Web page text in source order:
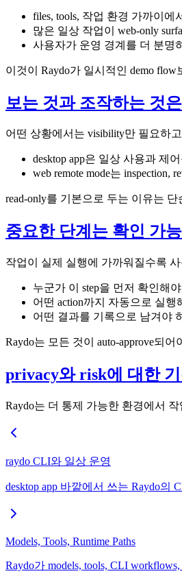
files, tools, 작업 환경 가까이에
많은 일상 작업이 web-only
사용자가 운영 경계를 더 분명
이것이 Raydo가 일시적인 demo
보는 것과 조작하는 것
어떤 상황에서는 visibility만 필요하
desktop app은 일상 사용과 제
web remote mode는 inspection,
read-only를 기본으로 두는 이유는
중요한 단계는 확인 가
작업이 실제 실행에 가까워질수록
누군가 이 step을 먼저 확인해
어떤 action까지 자동으로 실행
어떤 결과를 기록으로 남겨야
Raydo는 모든 것이 auto-approve되
privacy와 risk에 대한
Raydo는 더 통제 가능한 환경에서
raydo CLI와 일상 운영
desktop app 바깥에서 쓰는 Raydo의
Models, Tools, Runtime Paths
Raydo가 models, tools, CLI